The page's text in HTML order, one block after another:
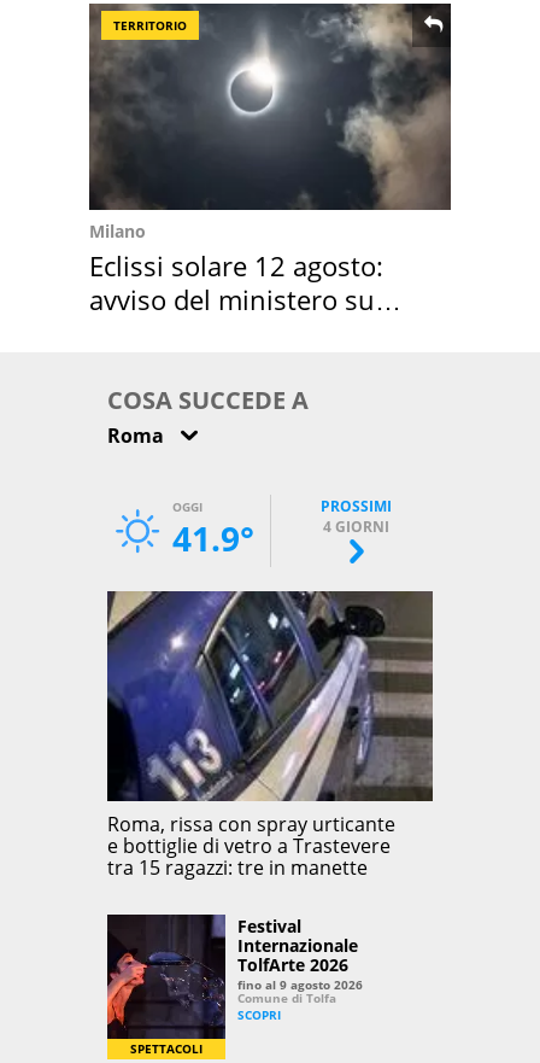
TERRITORIO
Milano
Eclissi solare 12 agosto:
avviso del ministero su